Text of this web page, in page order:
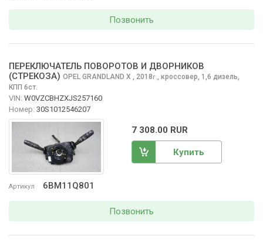
Позвонить
Артикул 6BM11Q801
ПЕРЕКЛЮЧАТЕЛЬ ПОВОРОТОВ И ДВОРНИКОВ
(СТРЕКОЗА) OPEL GRANDLAND X , 2018г. кроссовер, 1,6 дизель,
КПП 6ст.
VIN: W0VZCBHZXJS257160
Номер: 30S1012546207
7 308.00 RUR
Купить
Позвонить